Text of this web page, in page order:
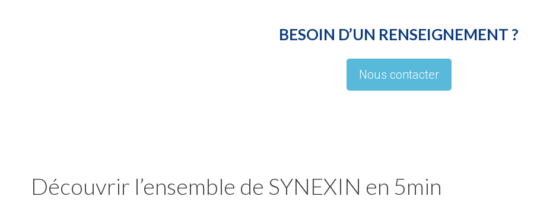
BESOIN D’UN RENSEIGNEMENT ?
Nous contacter
Découvrir l’ensemble de SYNEXIN en 5min